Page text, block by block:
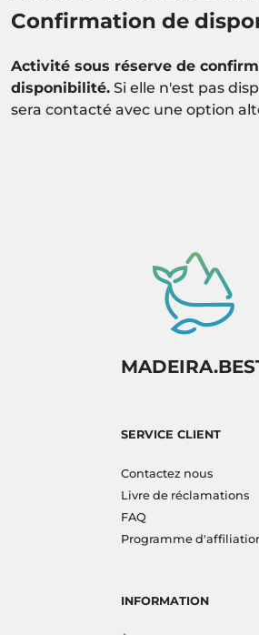
Confirmation de
Activité sous réserve de
disponibilité. Si elle n'est pas
sera contacté avec une option
SERVICE CLIENT
Contactez nous
Livre de réclamations
FAQ
Programme
INFORMATION